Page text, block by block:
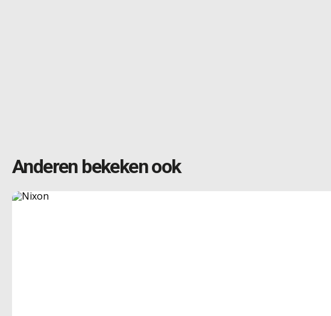
Anderen bekeken ook